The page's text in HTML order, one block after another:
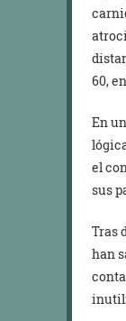
60,
En
el
sus
Tras
han